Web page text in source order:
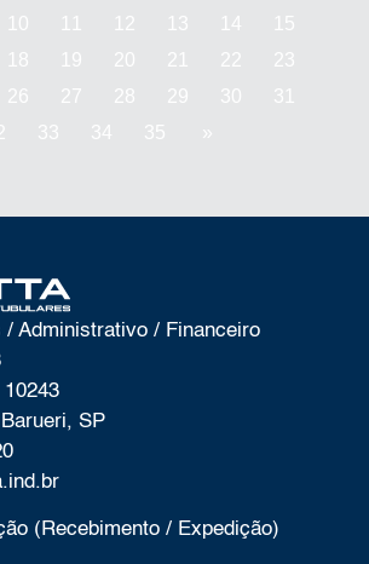
10 11 12 13 14
15
18 19 20 21 22
23
26 27 28 29 30
31
33 34 35 »
/ Administrativo / Financeiro
SP
(Recebimento / Expedição)